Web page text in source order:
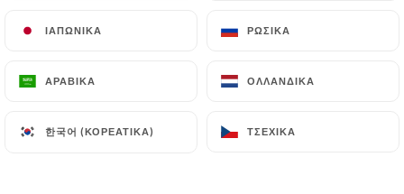
ΙΑΠΩΝΙΚΆ ΡΩΣΙΚΆ
ΑΡΑΒΙΚΆ ΟΛΛΑΝΔΙΚΆ
한국어 (ΚΟΡΕΆΤΙΚΑ) ΤΣΈΧΙΚΑ
ΙΑΠΩΝΙΚΆ ΡΩΣΙΚΆ
ΑΡΑΒΙΚΆ ΟΛΛΑΝΔΙΚΆ
한국어 (ΚΟΡΕΆΤΙΚΑ) ΤΣΈΧΙΚΑ